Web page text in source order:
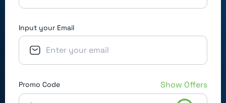
Input your Email
Promo Code Show Offers